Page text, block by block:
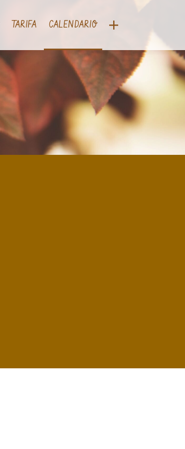
Contacto
Telefono: 620 183673 (Maria)
email: senderhito@yahoo.com
vista aerea
tarifa
TARIFA CALENDARIO